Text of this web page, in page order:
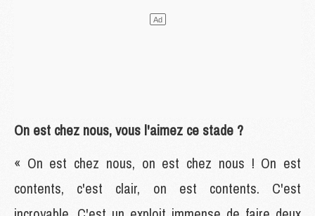
On est chez nous, vous l'aimez ce stade ?
« On est chez nous, on est chez nous ! On est
contents, c'est clair, on est contents. C'est